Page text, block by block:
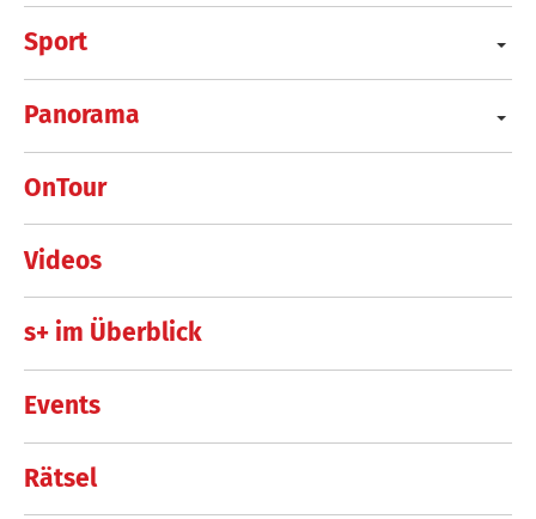
Sport
Panorama
OnTour
Videos
s+ im Überblick
Events
Rätsel